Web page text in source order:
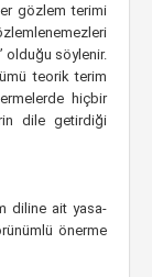
gözlem terimi
olduğu söylenir.
teorik terim
hiçbir
dile getirdiği
diline ait yasa-
önerme